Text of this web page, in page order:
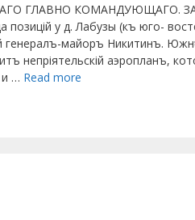
ГЛАВНО КОМАНДУЮЩАГО.
у д. Лабузы (къ юго-
генералъ-майоръ Никитинъ.
непріятельскій аэропланъ,
и … Read more